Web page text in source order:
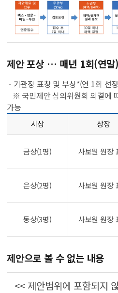
제안 포상 … 매년 1회(연말)
- 기관장 표창 및 부상*(연 1회 선
※ 국민제안 심의위원회 의결에
가능
시상 상장
금상(1명) 사보원 원장
은상(2명) 사보원 원장
동상(3명) 사보원 원장
제안으로 볼 수 없는 내용
<< 제안범위에 포함되지